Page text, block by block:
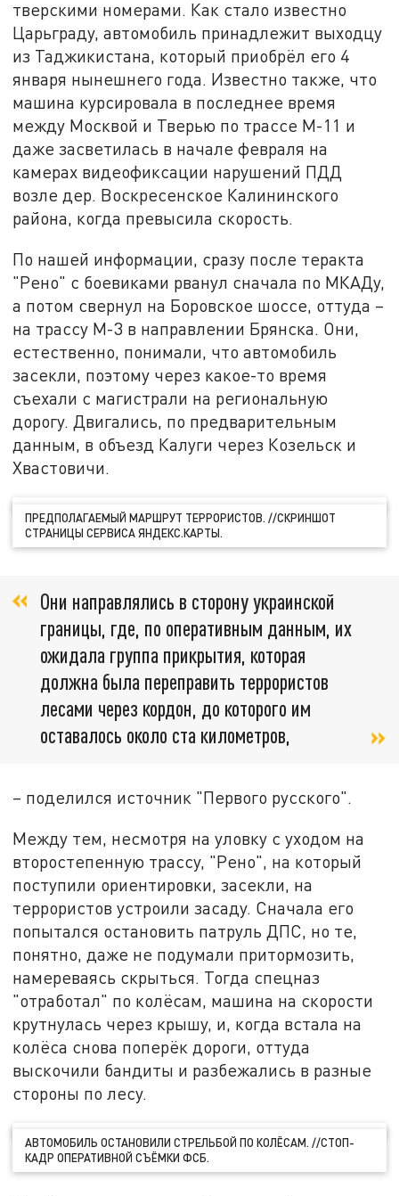
тверскими номерами. Как стало известно
Царьграду, автомобиль принадлежит выходцу
из Таджикистана, который приобрёл его 4
января нынешнего года. Известно также, что
машина курсировала в последнее время
между Москвой и Тверью по трассе М-11 и
даже засветилась в начале февраля на
камерах видеофиксации нарушений ПДД
возле дер. Воскресенское Калининского
района, когда превысила скорость.
По нашей информации, сразу после теракта
"Рено" с боевиками рванул сначала по МКАДу,
а потом свернул на Боровское шоссе, оттуда –
на трассу М-3 в направлении Брянска. Они,
естественно, понимали, что автомобиль
засекли, поэтому через какое-то время
съехали с магистрали на региональную
дорогу. Двигались, по предварительным
данным, в объезд Калуги через Козельск и
Хвастовичи.
ПРЕДПОЛАГАЕМЫЙ МАРШРУТ ТЕРРОРИСТОВ. //СКРИНШОТ
СТРАНИЦЫ СЕРВИСА ЯНДЕКС.КАРТЫ.
Они направлялись в сторону украинской
границы, где, по оперативным данным, их
ожидала группа прикрытия, которая
должна была переправить террористов
лесами через кордон, до которого им
оставалось около ста километров,
– поделился источник "Первого русского".
Между тем, несмотря на уловку с уходом на
второстепенную трассу, "Рено", на который
поступили ориентировки, засекли, на
террористов устроили засаду. Сначала его
попытался остановить патруль ДПС, но те,
понятно, даже не подумали притормозить,
намереваясь скрыться. Тогда спецназ
"отработал" по колёсам, машина на скорости
крутнулась через крышу, и, когда встала на
колёса снова поперёк дороги, оттуда
выскочили бандиты и разбежались в разные
стороны по лесу.
АВТОМОБИЛЬ ОСТАНОВИЛИ СТРЕЛЬБОЙ ПО КОЛЁСАМ. //СТОП-
КАДР ОПЕРАТИВНОЙ СЪЁМКИ ФСБ.